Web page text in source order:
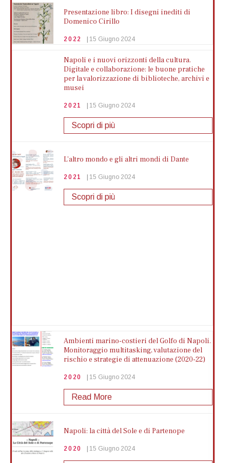
sentimenti | ISIS Elena di Savoia - Diaz
Biblio Young Naples | Un mare di
2025 06 Maggio 2025
Mostra di più
Coltivare inclusione: Natura e
comunità in masseria
2025 03 Maggio 2025
d’autore
2025 17 Aprile 2025
Mostra di più
Ferrante Imperato Nella Napoli del suo
2025 27 Marzo 2025
Mostra di più
Presentazione libro: I disegni inediti di
Domenico Cirillo
2022 15 Giugno 2024
Scopri di più
Presentazione del volume | Rapaci d’Italia e
d’Europa – vol.2
2022 15 Giugno 2024
Seminario | ESPERIENZA DEL CRAS DELLA
REGIONE CAMPANIA
2022 15 Giugno 2024
Napoli e i nuovi orizzonti della cultura.
Digitale e collaborazione: le buone pratiche
per la valorizzazione di biblioteche, archivi e
musei
2021 15 Giugno 2024
Scopri di più
L’altro mondo e gli altri mondi di Dante
2021 15 Giugno 2024
Scopri di più
Ambienti marino-costieri del Golfo di Napoli.
Monitoraggio multitasking, valutazione del
rischio e strategie di attenuazione (2020-22)
2020 15 Giugno 2024
Read More
Napoli: la città del Sole e di Partenope
2020 15 Giugno 2024